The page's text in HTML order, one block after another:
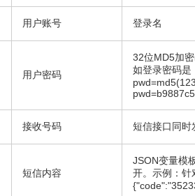
用户账号 登录名
用户密码
32位MD5加
如登录密码是
接收号码 短信接口同时
短信内容
JSON变量模
开。示例：针